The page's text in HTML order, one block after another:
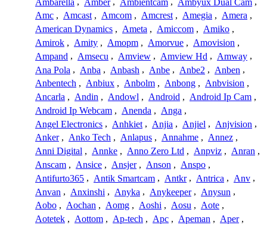
Amc , Amcast , Amcom , Amcrest , Amegia , Amera ,
American Dynamics , Ameta , Amiccom , Amiko ,
Amirok , Amity , Amopm , Amorvue , Amovision ,
Ampand , Amsecu , Amview , Amview Hd , Amway ,
Ana Pola , Anba , Anbash , Anbe , Anbe2 , Anben ,
Anbentech , Anbiux , Anbolm , Anbong , Anbvision ,
Ancarla , Andin , Andowl , Android , Android Ip Cam ,
Android Ip Webcam , Anenda , Anga ,
Angel Electronics , Anhkiet , Anjia , Anjiel , Anjvision ,
Anker , Anko Tech , Anlapus , Annahme , Annez ,
Anni Digital , Annke , Anno Zero Ltd , Anpviz , Anran ,
Anscam , Ansice , Ansjer , Anson , Anspo ,
Antifurto365 , Antik Smartcam , Antkr , Antrica , Anv ,
Anvan , Anxinshi , Anyka , Anykeeper , Anysun ,
Aobo , Aochan , Aomg , Aoshi , Aosu , Aote ,
Aotetek , Aottom , Ap-tech , Apc , Apeman , Aper ,